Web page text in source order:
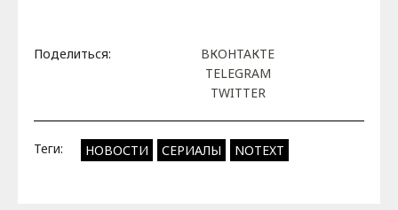
Поделиться:
ВКОНТАКТЕ
TELEGRAM
TWITTER
Теги: НОВОСТИ СЕРИАЛЫ NOTEXT